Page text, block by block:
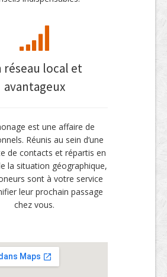
réseau local et
avantageux
est une affaire de
Réunis au sein d’une
de contacts et répartis en
la situation géographique,
sont à votre service
leur prochain passage
chez vous.